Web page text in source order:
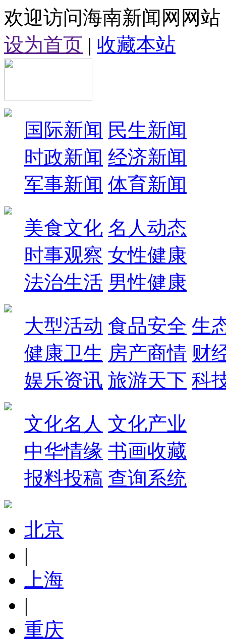
欢迎访问海南新闻网网站
设为首页 | 收藏本站
国际新闻 民生新闻
时政新闻 经济新闻
军事新闻 体育新闻
美食文化 名人动态
时事观察 女性健康
法治生活 男性健康
大型活动 食品安全 生
健康卫生 房产商情 财
娱乐资讯 旅游天下 科
文化名人 文化产业
中华情缘 书画收藏
报料投稿 查询系统
北京
|
上海
|
重庆